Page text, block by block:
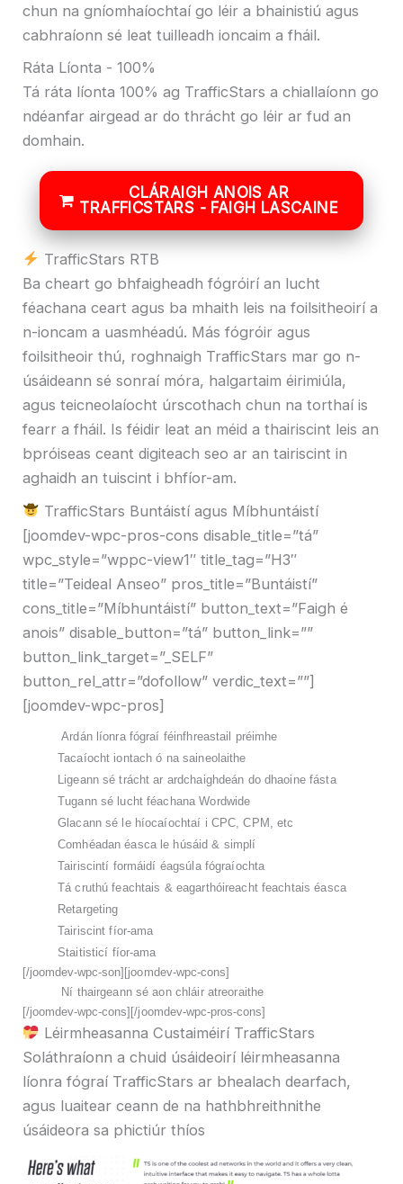
chun na gníomhaíochtaí go léir a bhainistiú agus
cabhraíonn sé leat tuilleadh ioncaim a fháil.
Ráta Líonta - 100%
Tá ráta líonta 100% ag TrafficStars a chiallaíonn go
ndéanfar airgead ar do thrácht go léir ar fud an
domhain.
CLÁRAIGH ANOIS AR
TRAFFICSTARS - FAIGH LASCAINE
TrafficStars RTB
Ba cheart go bhfaigheadh ​​fógróirí an lucht
féachana ceart agus ba mhaith leis na foilsitheoirí a
n-ioncam a uasmhéadú. Más fógróir agus
foilsitheoir thú, roghnaigh TrafficStars mar go n-
úsáideann sé sonraí móra, halgartaim éirimiúla,
agus teicneolaíocht úrscothach chun na torthaí is
fearr a fháil. Is féidir leat an méid a thairiscint leis an
bpróiseas ceant digiteach seo ar an tairiscint in
aghaidh an tuiscint i bhfíor-am.
TrafficStars Buntáistí agus Míbhuntáistí
[joomdev-wpc-pros-cons disable_title=”tá”
wpc_style=”wppc-view1″ title_tag=”H3″
title=”Teideal Anseo” pros_title=”Buntáistí”
cons_title=”Míbhuntáistí” button_text=”Faigh é
anois” disable_button=”tá” button_link=””
button_link_target=”_SELF”
button_rel_attr=”dofollow” verdic_text=””]
[joomdev-wpc-pros]
Ardán líonra fógraí féinfhreastail préimhe
Tacaíocht iontach ó na saineolaithe
Ligeann sé trácht ar ardchaighdeán do dhaoine fásta
Tugann sé lucht féachana Wordwide
Glacann sé le híocaíochtaí i CPC, CPM, etc
Comhéadan éasca le húsáid & simplí
Tairiscintí formáidí éagsúla fógraíochta
Tá cruthú feachtais & eagarthóireacht feachtais éasca
Retargeting
Tairiscint fíor-ama
Staitisticí fíor-ama
[/joomdev-wpc-son][joomdev-wpc-cons]
Ní thairgeann sé aon chláir atreoraithe
[/joomdev-wpc-cons][/joomdev-wpc-pros-cons]
Léirmheasanna Custaiméirí TrafficStars
Soláthraíonn a chuid úsáideoirí léirmheasanna
líonra fógraí TrafficStars ar bhealach dearfach,
agus luaitear ceann de na hathbhreithnithe
úsáideora sa phictiúr thíos